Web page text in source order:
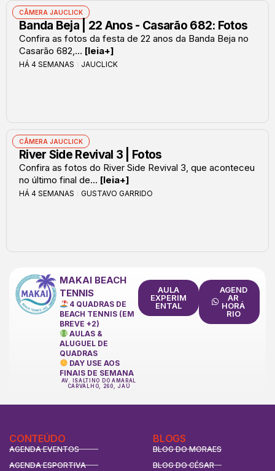
CÂMERA JAUCLICK
Banda Beja | 22 Anos - Casarão 682: Fotos
Confira as fotos da festa de 22 anos da Banda Beja no
Casarão 682,... [leia+]
HÁ 4 SEMANAS JAUCLICK
CÂMERA JAUCLICK
River Side Revival 3 | Fotos
Confira as fotos do River Side Revival 3, que aconteceu
no último final de... [leia+]
HÁ 4 SEMANAS GUSTAVO GARRIDO
MAKAI BEACH
TENNIS
4 QUADRAS DE
BEACH TENNIS (EM
BREVE +2)
AULAS &
ALUGUEL DE
QUADRAS
DAY USE AOS
FINAIS DE SEMANA
AV. ISALTINO DO AMARAL
CARVALHO, 260, JAÚ
AULA
EXPERIM
ENTAL
AGEND
AR
HORÁ
RIO
CONTEÚDO
AGENDA EVENTOS
AGENDA ESPORTIVA
BLOGS
BLOG DO MORAES
BLOG DO CÉSAR